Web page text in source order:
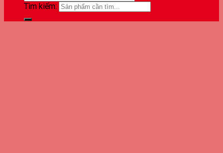
Tìm kiếm: